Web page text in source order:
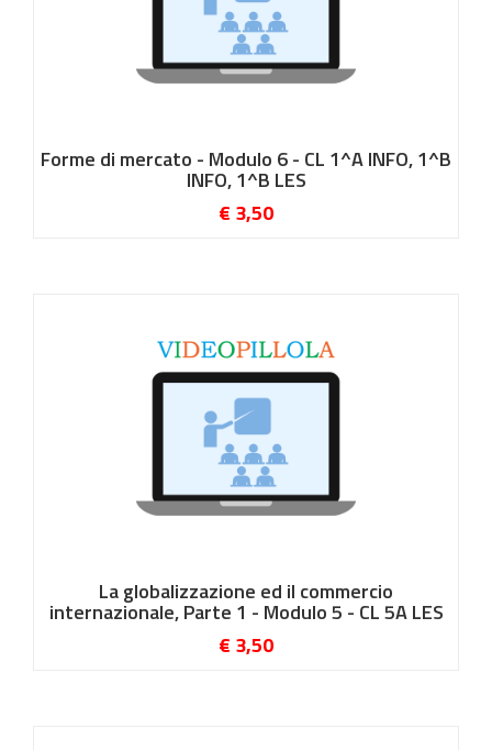
Forme di mercato - Modulo 6 - CL 1^A INFO, 1^B
INFO, 1^B LES
€ 3,50
La globalizzazione ed il commercio
internazionale, Parte 1 - Modulo 5 - CL 5A LES
€ 3,50